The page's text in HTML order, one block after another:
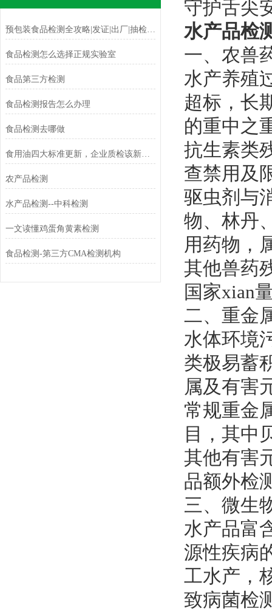
预包装食品检测全攻略|发证|出厂|抽检区分指南
食品检测怎么选择正规实验室
食品第三方检测
食品检测报告怎么办理
食品检测去哪做
食用油四大标准更新，企业质检该新增哪些检测项
农产品检测
水产品检测--中科检测
一文读懂鸡蛋角黄素检测
食品检测-第三方CMA检测机构
守护舌尖
水产品检
一、农兽
水产养殖
超标，长
的重中之
抗生素类
查禁用及
驱虫剂与
物、林丹
用药物，
其他兽药
国家xian
二、重金
水体环境
类极易蓄
属及有害
常规重金
目，其中
其他有害
品额外检
三、微生
水产品富
源性疾病
工水产，
致病菌检